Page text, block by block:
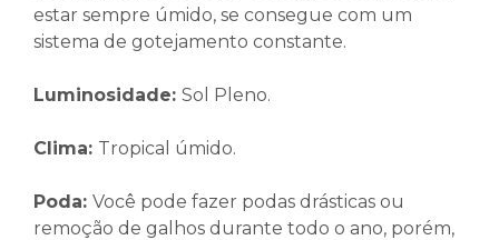
estar sempre úmido, se consegue com um
sistema de gotejamento constante.
Luminosidade: Sol Pleno.
Clima: Tropical úmido.
Poda: Você pode fazer podas drásticas ou
remoção de galhos durante todo o ano, porém,